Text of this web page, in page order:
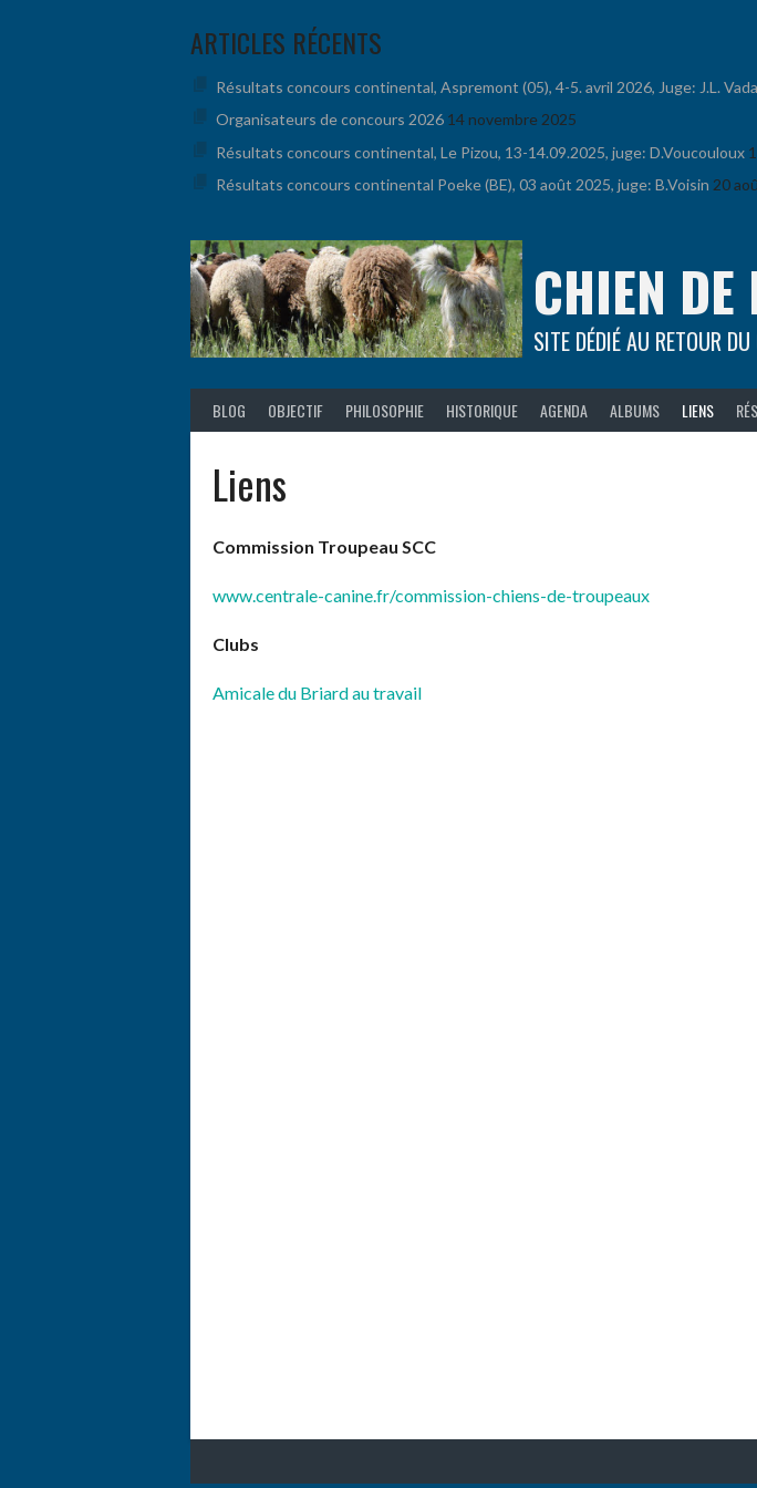
ARTICLES RÉCENTS
Résultats concours continental, Aspremont (05), 4-5. avril 2026, Juge: J.L.
Organisateurs de concours 2026 14 novembre 2025
Résultats concours continental, Le Pizou, 13-14.09.2025, juge: D.Voucouloux
Résultats concours continental Poeke (BE), 03 août 2025, juge: B.Voisin 20
CHIEN DE
SITE DÉDIÉ AU RETOUR
BLOG OBJECTIF PHILOSOPHIE HISTORIQUE AGENDA ALBUMS LIENS
Liens
Commission Troupeau SCC
www.centrale-canine.fr/commission-chiens-de-troupeaux
Clubs
Amicale du Briard au travail